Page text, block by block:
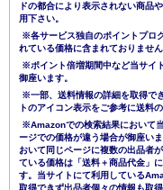
ドの都合により表示されない商品
用下さい。
※各サービス独自のポイントプロ
れている価格に含まれておりませ
※ポイント倍増期間中など当サイ
御座います。
※一部、送料情報の詳細を取得で
トのアイコン表示をご参考に送料
※Amazonでの検索結果において
ージでの価格が違う場合が御座い
おいて同じページに複数の出品者
ている価格は「送料＋商品代金」
す。当サイトにて利用している
取得できず出品者個々の情報も取